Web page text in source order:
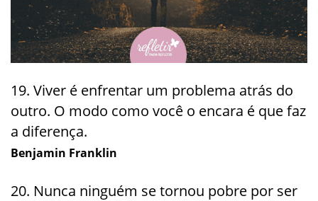
19. Viver é enfrentar um problema atrás do
outro. O modo como você o encara é que faz
a diferença.
Benjamin Franklin
20. Nunca ninguém se tornou pobre por ser